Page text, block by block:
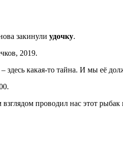
закинули удочку.
2019.
– здесь какая-то тайна. И мы её
проводил нас этот рыбак